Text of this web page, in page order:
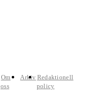
Om
oss
Arkiv Redaktionell
policy